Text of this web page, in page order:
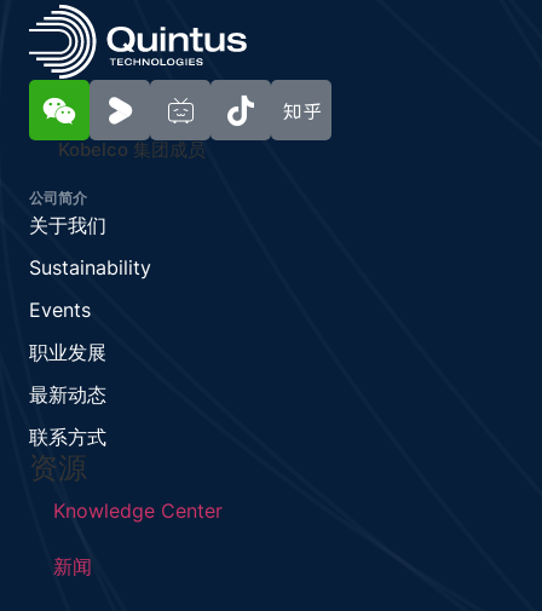
Kobelco 集团成员
公司简介
关于我们
Sustainability
Events
职业发展
最新动态
联系方式
资源
Knowledge Center
新闻